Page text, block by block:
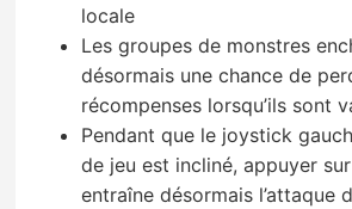
locale
Les groupes de monstres
désormais une chance de
récompenses lorsqu’ils sont
Pendant que le joystick
de jeu est incliné, appuyer
entraîne désormais l’attaque